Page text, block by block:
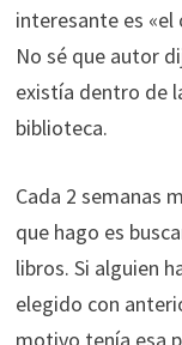
interesante es «el
No sé que autor
existía dentro de
biblioteca.
Cada 2 semanas
que hago es
libros. Si alguien
elegido con